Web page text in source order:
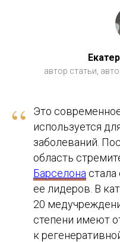
автор статьи,
“
Это
используется
заболеваний.
область
Барселона
ее лидеров. В
20
степени имеют
к